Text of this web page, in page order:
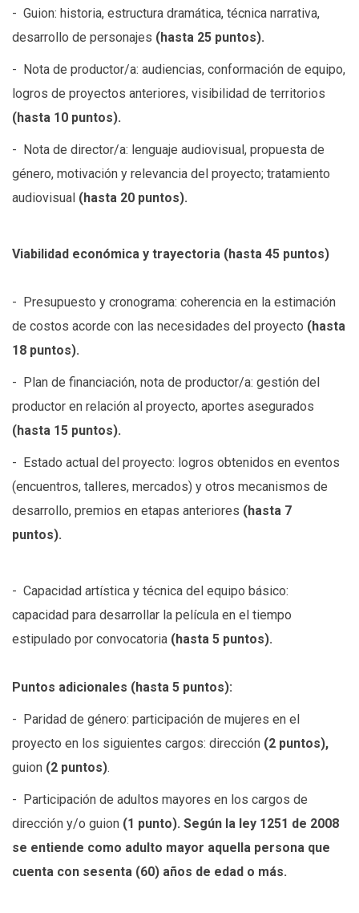
- Guion: historia, estructura dramática, técnica narrativa,
desarrollo de personajes (hasta 25 puntos).
- Nota de productor/a: audiencias, conformación de equipo,
logros de proyectos anteriores, visibilidad de territorios
(hasta 10 puntos).
- Nota de director/a: lenguaje audiovisual, propuesta de
género, motivación y relevancia del proyecto; tratamiento
audiovisual (hasta 20 puntos).
Viabilidad económica y trayectoria (hasta 45 puntos)
- Presupuesto y cronograma: coherencia en la estimación
de costos acorde con las necesidades del proyecto (hasta
18 puntos).
- Plan de financiación, nota de productor/a: gestión del
productor en relación al proyecto, aportes asegurados
(hasta 15 puntos).
- Estado actual del proyecto: logros obtenidos en eventos
(encuentros, talleres, mercados) y otros mecanismos de
desarrollo, premios en etapas anteriores (hasta 7
puntos).
- Capacidad artística y técnica del equipo básico:
capacidad para desarrollar la película en el tiempo
estipulado por convocatoria (hasta 5 puntos).
Puntos adicionales (hasta 5 puntos):
- Paridad de género: participación de mujeres en el
proyecto en los siguientes cargos: dirección (2 puntos),
guion (2 puntos).
- Participación de adultos mayores en los cargos de
dirección y/o guion (1 punto). Según la ley 1251 de 2008
se entiende como adulto mayor aquella persona que
cuenta con sesenta (60) años de edad o más.